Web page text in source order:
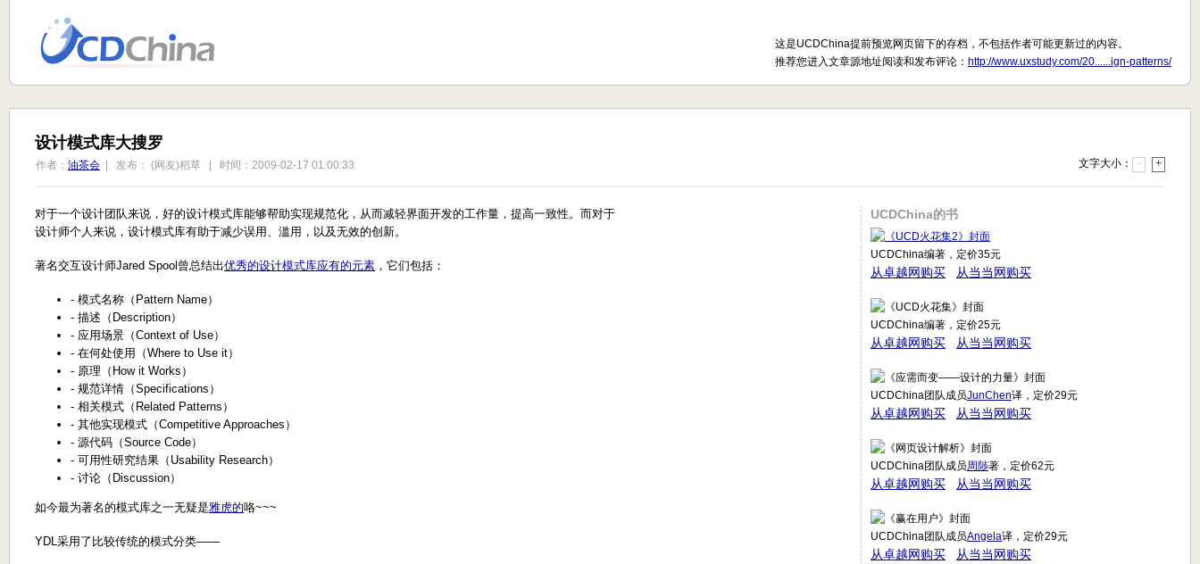
这是UCDChina提前预览网页留下的存档，不包括作者可能更新过的内容。
推荐您进入文章源地址阅读和发布评论： http://www.uxstudy.com/20......ign-patterns/
设计模式库大搜罗
作者： 油茶会 | 发布： (网友)稻草 | 时间：2009-02-17 01:00:33 文字大小： - +
对于一个设计团队来说，好的设计模式库能够帮助实现规范化，从而减轻界面开发的工作量，提高一致性。而对于
设计师个人来说，设计模式库有助于减少误用、滥用，以及无效的创新。
著名交互设计师Jared Spool曾总结出优秀的设计模式库应有的元素 ，它们包括：
- 模式名称（Pattern Name）
- 描述（Description）
- 应用场景（Context of Use）
- 在何处使用（Where to Use it）
- 原理（How it Works）
- 规范详情（Specifications）
- 相关模式（Related Patterns）
- 其他实现模式（Competitive Approaches）
- 源代码（Source Code）
- 可用性研究结果（Usability Research）
- 讨论（Discussion）
如今最为著名的模式库之一无疑是雅虎的咯~~~
YDL采用了比较传统的模式分类——
UCDChina的书
UCDChina编著，定价35元
从卓越网购买 从当当网购买
UCDChina编著，定价25元
从卓越网购买 从当当网购买
UCDChina团队成员JunChen译，定价29元
从卓越网购买 从当当网购买
UCDChina团队成员周陟著，定价62元
从卓越网购买 从当当网购买
UCDChina团队成员Angela译，定价29元
从卓越网购买 从当当网购买